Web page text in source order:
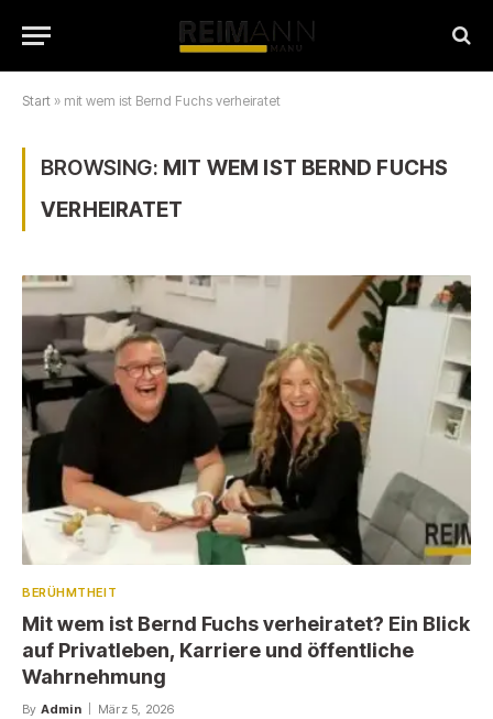
Start » mit wem ist Bernd Fuchs verheiratet
BROWSING: MIT WEM IST BERND FUCHS
VERHEIRATET
BERÜHMTHEIT
Mit wem ist Bernd Fuchs verheiratet? Ein Blick
auf Privatleben, Karriere und öffentliche
Wahrnehmung
By Admin März 5, 2026